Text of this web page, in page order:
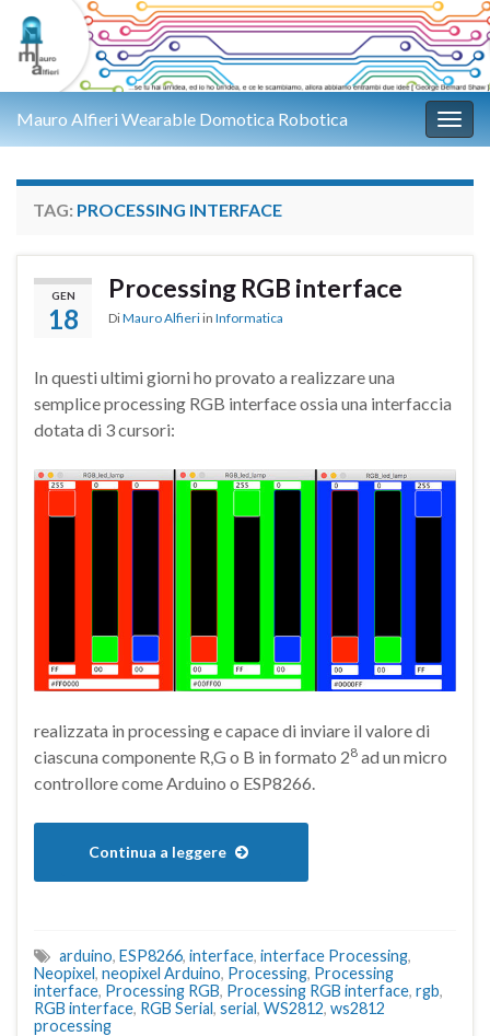
Mauro Alfieri Wearable Domotica Robotica
TAG: PROCESSING INTERFACE
GEN
18
Processing RGB interface
DiMauro Alfieri in Informatica
In questi ultimi giorni ho provato a realizzare una
semplice processing RGB interface ossia una interfaccia
dotata di 3 cursori:
realizzata in processing e capace di inviare il valore di
ciascuna componente R,G o B in formato 28 ad un micro
controllore come Arduino o ESP8266.
Continua a leggere
arduino, ESP8266, interface, interface Processing,
Neopixel, neopixel Arduino, Processing, Processing
interface, Processing RGB, Processing RGB interface, rgb,
RGB interface, RGB Serial, serial, WS2812, ws2812
processing